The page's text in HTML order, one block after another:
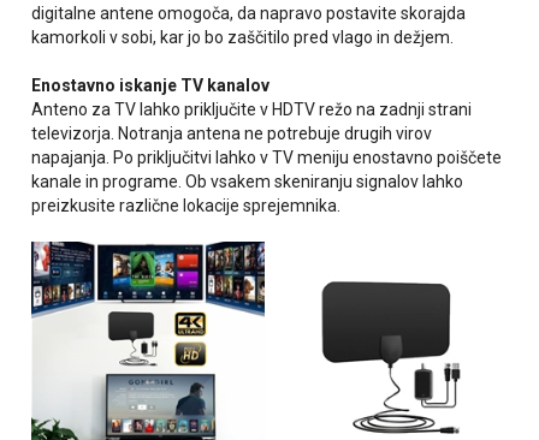
digitalne antene omogoča, da napravo postavite skorajda
kamorkoli v sobi, kar jo bo zaščitilo pred vlago in dežjem.
Enostavno iskanje TV kanalov
Anteno za TV lahko priključite v HDTV režo na zadnji strani
televizorja. Notranja antena ne potrebuje drugih virov
napajanja. Po priključitvi lahko v TV meniju enostavno poiščete
kanale in programe. Ob vsakem skeniranju signalov lahko
preizkusite različne lokacije sprejemnika.